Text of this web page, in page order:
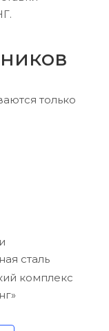
только
сталь
комплекс